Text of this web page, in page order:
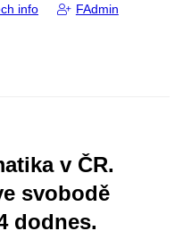
info FAdmin
v ČR.
svobodě
dodnes.